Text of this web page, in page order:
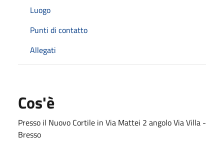
Luogo
Punti di contatto
Allegati
Cos'è
Presso il Nuovo Cortile in Via Mattei 2 angolo Via Villa -
Bresso